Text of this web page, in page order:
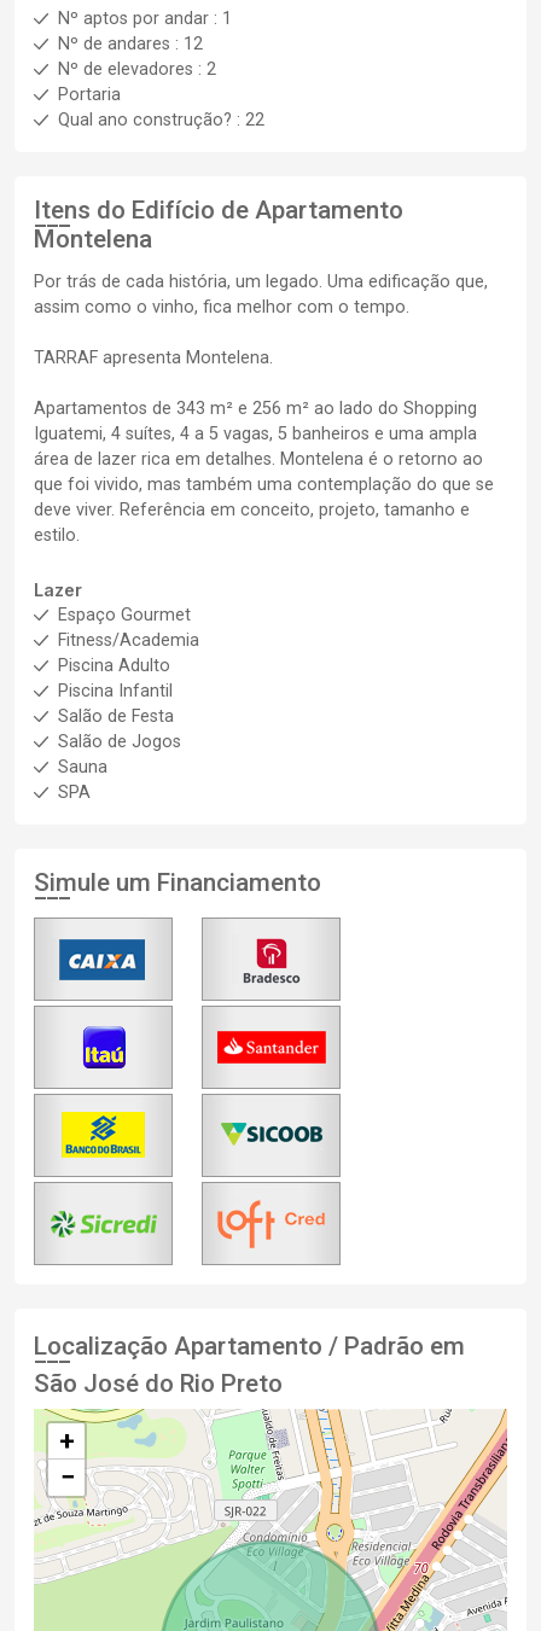
Nº aptos por andar : 1
Nº de andares : 12
Nº de elevadores : 2
Portaria
Qual ano construção? : 22
Itens do Edifício de Apartamento
Montelena
Por trás de cada história, um legado. Uma edificação que,
assim como o vinho, fica melhor com o tempo.
TARRAF apresenta Montelena.
Apartamentos de 343 m² e 256 m² ao lado do Shopping
Iguatemi, 4 suítes, 4 a 5 vagas, 5 banheiros e uma ampla
área de lazer rica em detalhes. Montelena é o retorno ao
que foi vivido, mas também uma contemplação do que se
deve viver. Referência em conceito, projeto, tamanho e
estilo.
Lazer
Espaço Gourmet
Fitness/Academia
Piscina Adulto
Piscina Infantil
Salão de Festa
Salão de Jogos
Sauna
SPA
Simule um Financiamento
Localização Apartamento / Padrão em
São José do Rio Preto
+
−